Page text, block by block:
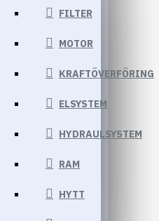
FILTER
MOTOR
KRAFTÖVERFÖRING
ELSYSTEM
HYDRAULSYSTEM
RAM
HYTT